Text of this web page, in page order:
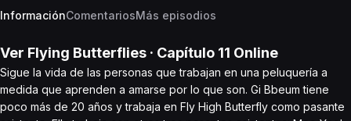
InformaciónComentariosMás episodios
Ver Flying Butterflies · Capítulo 11 Online
Sigue la vida de las personas que trabajan en una peluquería a
medida que aprenden a amarse por lo que son. Gi Bbeum tiene
poco más de 20 años y trabaja en Fly High Butterfly como pasante